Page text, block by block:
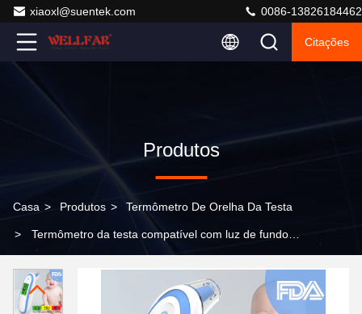
xiaoxl@suentek.com 0086-13826184462
Citações
Produtos
Casa > Produtos > Termômetro De Orelha Da Testa
> Termômetro da testa compatível com luz de fundo